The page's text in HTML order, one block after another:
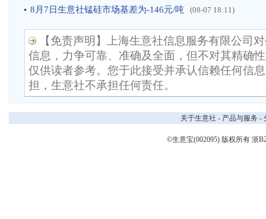
8月7日生意社锰硅市场基差为-146元/吨 (08-07 18:11)
【免责声明】上海生意社信息服务有限公司
信息，力争可靠、准确及全面，但不对其精确
仅供读者参考。您于此接受并承认信赖任何信
担，生意社不承担任何责任。
关于生意社 - 产品与服务 -
©生意宝(002095) 版权所有 浙